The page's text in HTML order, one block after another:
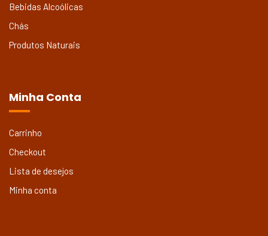
Bebidas Alcoólicas
Chás
Produtos Naturais
Minha Conta
Carrinho
Checkout
Lista de desejos
Minha conta